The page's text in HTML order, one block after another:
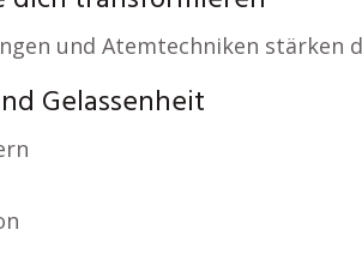
und Atemtechniken
Gelassenheit